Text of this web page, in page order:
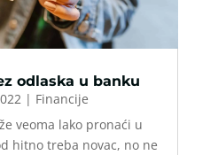
odlaska u banku
| Financije
veoma lako pronaći u
hitno treba novac, no ne